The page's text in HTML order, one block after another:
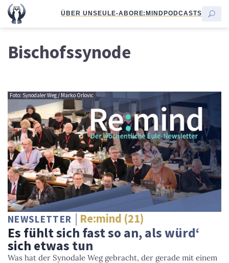
ÜBER UNSEULE-ABORE:MINDPODCASTS
Bischofssynode
Foto: Synodaler Weg / Marko Orlovic
NEWSLETTER Re:mind (21)
Es fühlt sich fast so an, als würd‘
sich etwas tun
Was hat der Synodale Weg gebracht, der gerade mit einem